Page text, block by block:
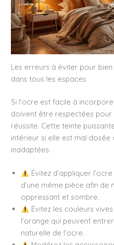
Les erreurs à éviter pour
dans tous les espaces
Si l’ocre est facile à
doivent être respectées pour
réussite. Cette teinte
intérieur si elle est mal
inadaptées.
Évitez d’appliquer
d’une même pièce afin de
oppressant et sombre.
Évitez les couleurs
l’orange qui peuvent
naturelle de l’ocre.